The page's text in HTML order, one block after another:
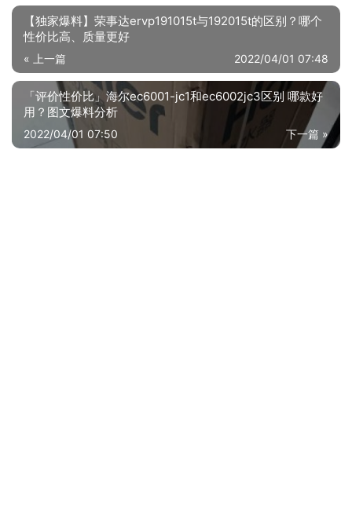
【独家爆料】荣事达ervp191015t与192015t的区别？哪个
性价比高、质量更好
« 上一篇 2022/04/01 07:48
「评价性价比」海尔ec6001-jc1和ec6002jc3区别 哪款好
用？图文爆料分析
下一篇 »
2022/04/01 07:50